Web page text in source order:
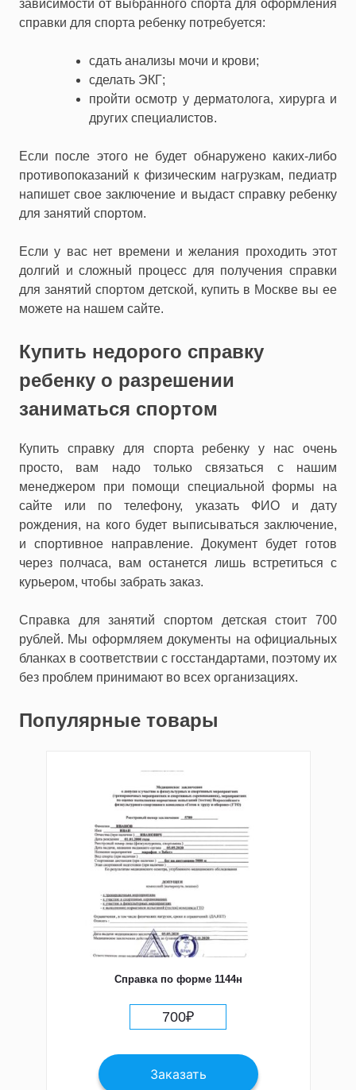
зависимости от выбранного спорта для оформления
справки для спорта ребенку потребуется:
сдать анализы мочи и крови;
сделать ЭКГ;
пройти осмотр у дерматолога, хирурга и
других специалистов.
Если после этого не будет обнаружено каких-либо
противопоказаний к физическим нагрузкам, педиатр
напишет свое заключение и выдаст справку ребенку
для занятий спортом.
Если у вас нет времени и желания проходить этот
долгий и сложный процесс для получения справки
для занятий спортом детской, купить в Москве вы ее
можете на нашем сайте.
Купить недорого справку
ребенку о разрешении
заниматься спортом
Купить справку для спорта ребенку у нас очень
просто, вам надо только связаться с нашим
менеджером при помощи специальной формы на
сайте или по телефону, указать ФИО и дату
рождения, на кого будет выписываться заключение,
и спортивное направление. Документ будет готов
через полчаса, вам останется лишь встретиться с
курьером, чтобы забрать заказ.
Справка для занятий спортом детская стоит 700
рублей. Мы оформляем документы на официальных
бланках в соответствии с госстандартами, поэтому их
без проблем принимают во всех организациях.
Популярные товары
Справка по форме 1144н
700₽
Заказать